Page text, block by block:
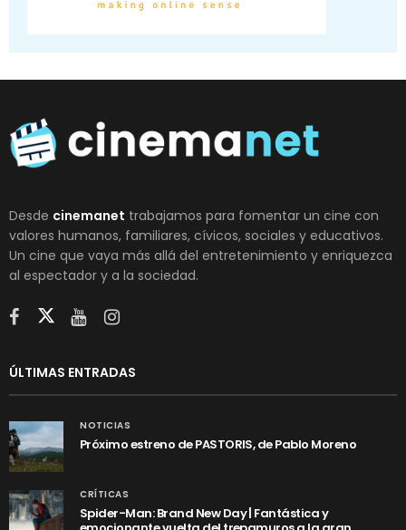
Desde cinemanet trabajamos para fomentar un cine con
valores humanos, familiares, cívicos, sociales y educativos.
Un cine que vaya más allá del entretenimiento y enriquezca
al espectador y a la sociedad.
ÚLTIMAS ENTRADAS
NOTICIAS
Próximo estreno de PASTORIS, de Pablo Moreno
CRÍTICAS
Spider-Man: Brand New Day | Fantástica y